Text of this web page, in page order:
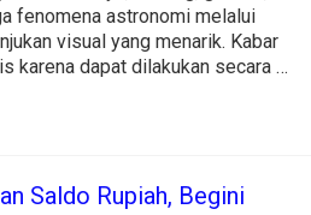
fenomena astronomi melalui
visual yang menarik. Kabar
karena dapat dilakukan secara …
Saldo Rupiah, Begini